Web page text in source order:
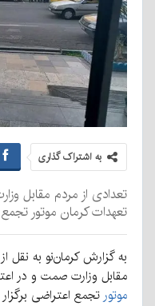
به اشتراک گذاری
تعدادی از مردم مقابل
تعهدات کرمان موتور تجمع
به گزارش کرمان‌نو به نقل
مقابل وزارت صمت و در
موتورتجمع اعتراضی